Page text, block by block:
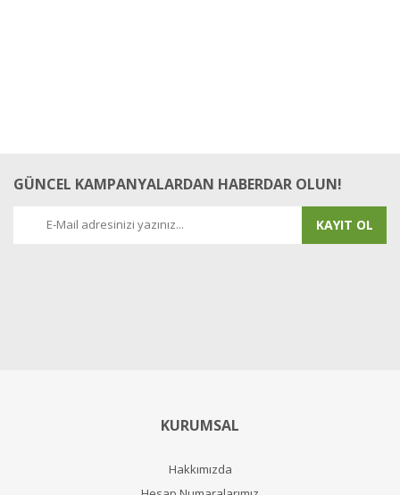
GÜNCEL KAMPANYALARDAN HABERDAR OLUN!
KAYIT OL
KURUMSAL
Hakkımızda